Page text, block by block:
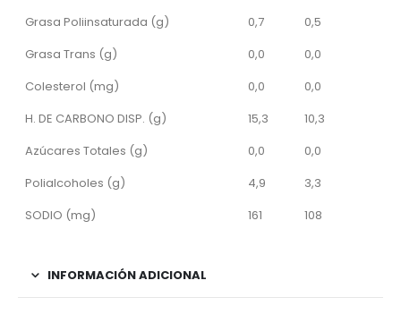
Grasa Poliinsaturada (g)
0,7
0,5
Grasa Trans (g)
0,0
0,0
Colesterol (mg)
0,0
0,0
H. DE CARBONO DISP. (g)
15,3
10,3
Azúcares Totales (g)
0,0
0,0
Polialcoholes (g)
4,9
3,3
SODIO (mg)
161 108
INFORMACIÓN ADICIONAL